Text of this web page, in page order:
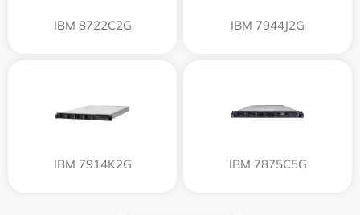
IBM 8722C2G IBM 7944J2G
IBM 7914K2G IBM 7875C5G